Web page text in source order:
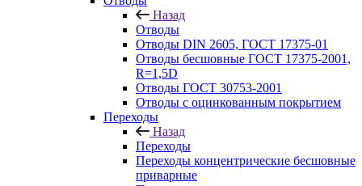
Назад
Отводы
Отводы DIN 2605, ГОСТ 17375-01
Отводы бесшовные ГОСТ 17375-2001,
R=1,5D
Отводы ГОСТ 30753-2001
Отводы с оцинкованным покрытием
Переходы
Назад
Переходы
Переходы концентрические бесшовные
приварные